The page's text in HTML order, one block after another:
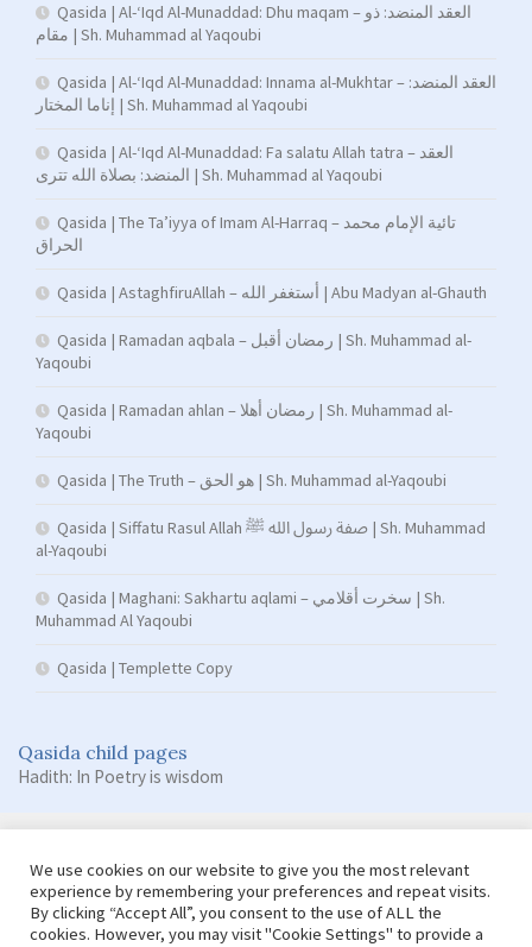
Qasida | Al-‘Iqd Al-Munaddad: Dhu maqam – العقد المنضد: ذو
مقام | Sh. Muhammad al Yaqoubi
Qasida | Al-‘Iqd Al-Munaddad: Innama al-Mukhtar – العقد المنضد:
إناما المختار | Sh. Muhammad al Yaqoubi
Qasida | Al-‘Iqd Al-Munaddad: Fa salatu Allah tatra – العقد
المنضد: بصلاة الله تترى | Sh. Muhammad al Yaqoubi
Qasida | The Ta’iyya of Imam Al-Harraq – تائية الإمام محمد
الحراق
Qasida | AstaghfiruAllah – أستغفر الله | Abu Madyan al-Ghauth
Qasida | Ramadan aqbala – رمضان أقبل | Sh. Muhammad al-
Yaqoubi
Qasida | Ramadan ahlan – رمضان أهلا | Sh. Muhammad al-
Yaqoubi
Qasida | The Truth – هو الحق | Sh. Muhammad al-Yaqoubi
Qasida | Siffatu Rasul Allah صفة رسول الله ﷺ | Sh. Muhammad
al-Yaqoubi
Qasida | Maghani: Sakhartu aqlami – سخرت أقلامي | Sh.
Muhammad Al Yaqoubi
Qasida | Templette Copy
Qasida child pages
Hadith: In Poetry is wisdom
We use cookies on our website to give you the most relevant
experience by remembering your preferences and repeat visits.
By clicking “Accept All”, you consent to the use of ALL the
cookies. However, you may visit "Cookie Settings" to provide a